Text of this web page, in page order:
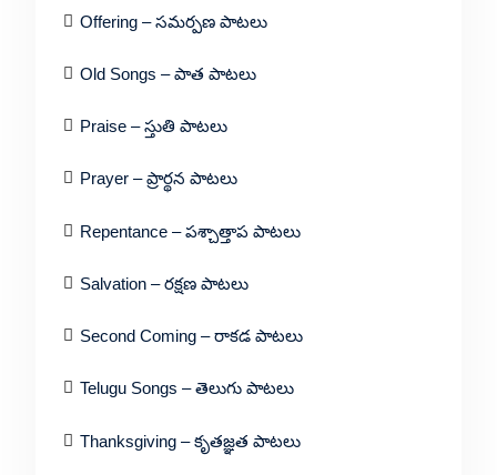
Offering – సమర్పణ పాటలు
Old Songs – పాత పాటలు
Praise – స్తుతి పాటలు
Prayer – ప్రార్థన పాటలు
Repentance – పశ్చాత్తాప పాటలు
Salvation – రక్షణ పాటలు
Second Coming – రాకడ పాటలు
Telugu Songs – తెలుగు పాటలు
Thanksgiving – కృతజ్ఞత పాటలు